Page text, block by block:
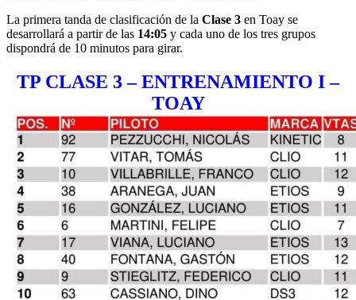
La primera tanda de clasificación de la Clase 3 en Toay se
desarrollará a partir de las 14:05 y cada uno de los tres grupos
dispondrá de 10 minutos para girar.
TP CLASE 3 – ENTRENAMIENTO I –
TOAY